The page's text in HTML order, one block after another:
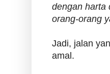
dengan harta
orang-orang
Jadi, jalan
amal.